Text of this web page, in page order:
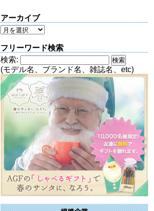
アーカイブ
フリーワード検索
検索:
(モデル名、ブランド名、雑誌名、etc)